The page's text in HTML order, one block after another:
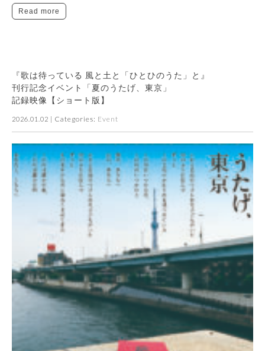
Read more
『歌は待っている 風と土と「ひとひのうた」と』
​刊行記念イベント「夏のうたげ、東京」
​記録映像【ショート版】
2026.01.02 | Categories: Event